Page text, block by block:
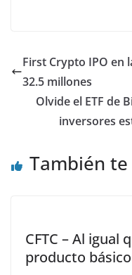
First Crypto IPO en
32.5 millones
Olvide el ETF de
inversores
También
CFTC – Al igual
producto básico